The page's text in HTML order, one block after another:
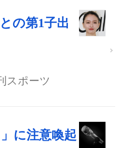
の第1子出
スポーツ
に注意喚起